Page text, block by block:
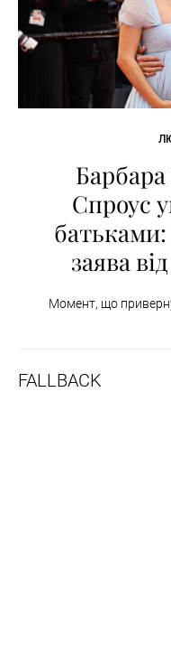
Барбара
Спроус
заява
Момент, що
FALLBACK